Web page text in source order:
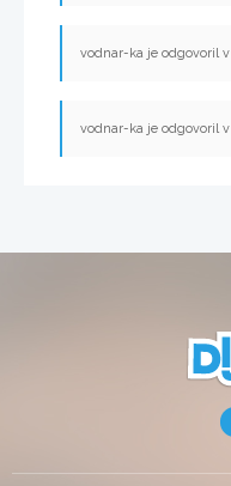
vodnar-ka je odgovoril v
vodnar-ka je odgovoril v